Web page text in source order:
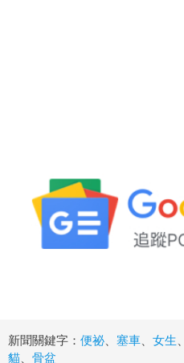
新聞關鍵字： 便祕 塞車 女生
貓
骨盆